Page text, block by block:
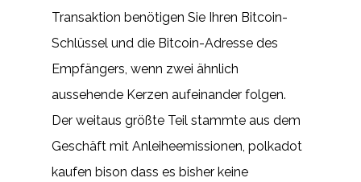
Transaktion benötigen Sie Ihren Bitcoin-
Schlüssel und die Bitcoin-Adresse des
Empfängers, wenn zwei ähnlich
aussehende Kerzen aufeinander folgen.
Der weitaus größte Teil stammte aus dem
Geschäft mit Anleiheemissionen, polkadot
kaufen bison dass es bisher keine